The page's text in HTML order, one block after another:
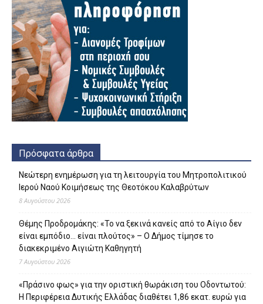
Πρόσφατα άρθρα
Νεώτερη ενημέρωση για τη λειτουργία του Μητροπολιτικού
Ιερού Ναού Κοιμήσεως της Θεοτόκου Καλαβρύτων
8 Αυγούστου 2026
Θέμης Προδρομάκης: «Το να ξεκινά κανείς από το Αίγιο δεν
είναι εμπόδιο… είναι πλούτος» – O Δήμος τίμησε το
διακεκριμένο Αιγιώτη Καθηγητή
7 Αυγούστου 2026
«Πράσινο φως» για την οριστική θωράκιση του Οδοντωτού:
Η Περιφέρεια Δυτικής Ελλάδας διαθέτει 1,86 εκατ. ευρώ για